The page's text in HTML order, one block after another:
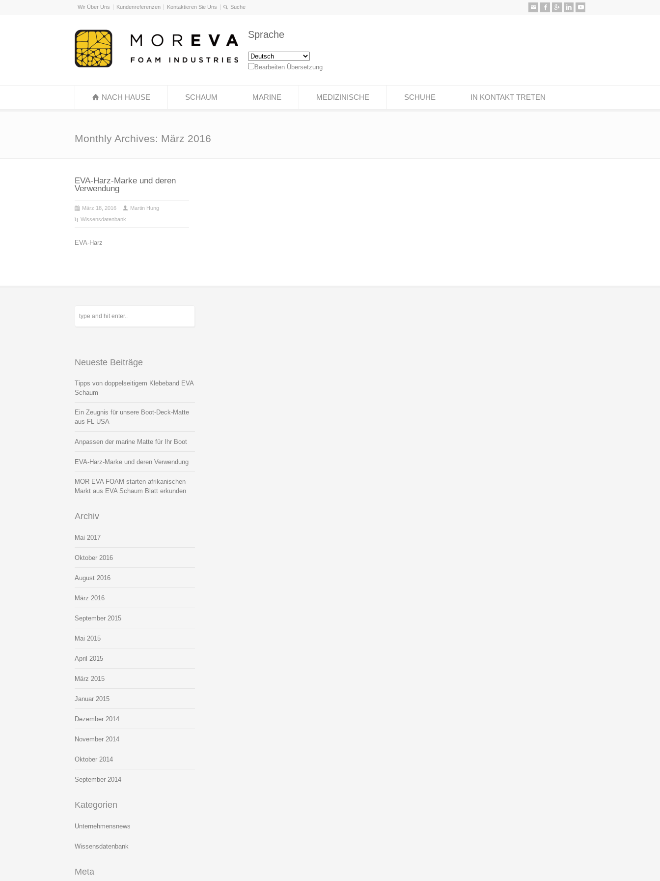
Wir Über Uns Kundenreferenzen Kontaktieren Sie Uns
Sprache
Bearbeiten Übersetzung
NACH HAUSE SCHAUM MARINE MEDIZINISCHE SCHUHE IN KONTAKT TRETEN
Monthly Archives: März 2016
EVA-Harz-Marke und deren
Verwendung
März 18, 2016
Martin Hung
Wissensdatenbank
EVA-Harz
Neueste Beiträge
Tipps von doppelseitigem Klebeband EVA
Schaum
Ein Zeugnis für unsere Boot-Deck-Matte
aus FL USA
Anpassen der marine Matte für Ihr Boot
EVA-Harz-Marke und deren Verwendung
MOR EVA FOAM starten afrikanischen
Markt aus EVA Schaum Blatt erkunden
Archiv
Mai 2017
Oktober 2016
August 2016
März 2016
September 2015
Mai 2015
April 2015
März 2015
Januar 2015
Dezember 2014
November 2014
Oktober 2014
September 2014
Kategorien
Unternehmensnews
Wissensdatenbank
Meta